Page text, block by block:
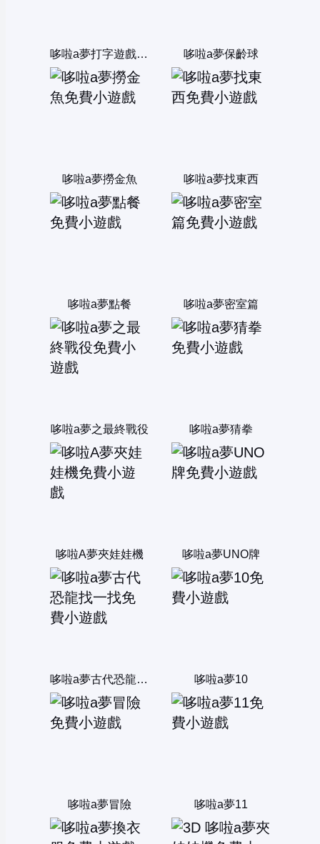
哆啦a夢打字遊戲-打數字 哆啦a夢保齡球
哆啦a夢撈金魚 哆啦a夢找東西
哆啦a夢點餐 哆啦a夢密室篇
哆啦a夢之最終戰役 哆啦a夢猜拳
哆啦A夢夾娃娃機 哆啦a夢UNO牌
哆啦a夢古代恐龍找一找 哆啦a夢10
哆啦a夢冒險 哆啦a夢11